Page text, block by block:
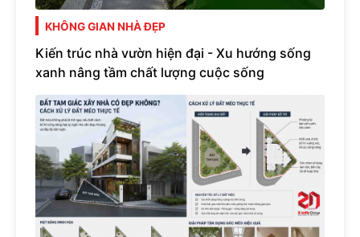
KHÔNG GIAN NHÀ ĐẸP
Kiến trúc nhà vườn hiện đại - Xu hướng sống
xanh nâng tầm chất lượng cuộc sống